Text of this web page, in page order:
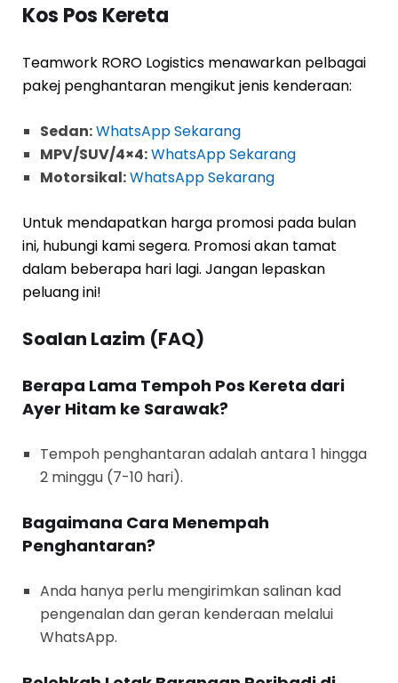
Kos Pos Kereta
Teamwork RORO Logistics menawarkan pelbagai
pakej penghantaran mengikut jenis kenderaan:
Sedan:WhatsApp Sekarang
MPV/SUV/4×4:WhatsApp Sekarang
Motorsikal:WhatsApp Sekarang
Untuk mendapatkan harga promosi pada bulan
ini, hubungi kami segera. Promosi akan tamat
dalam beberapa hari lagi. Jangan lepaskan
peluang ini!
Soalan Lazim (FAQ)
Berapa Lama Tempoh Pos Kereta dari
Ayer Hitam ke Sarawak?
Tempoh penghantaran adalah antara 1 hingga
2 minggu (7-10 hari).
Bagaimana Cara Menempah
Penghantaran?
Anda hanya perlu mengirimkan salinan kad
pengenalan dan geran kenderaan melalui
WhatsApp.